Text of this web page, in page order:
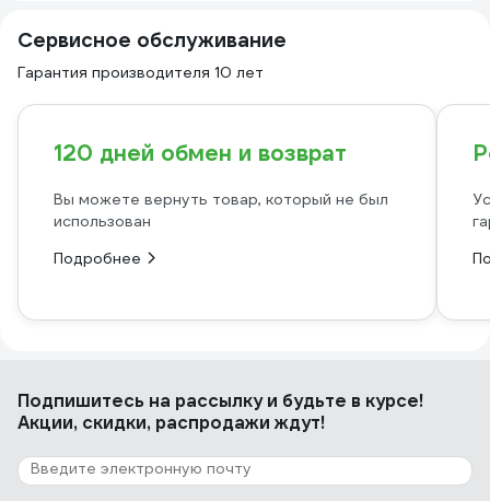
Сервисное обслуживание
Гарантия производителя 10 лет
120 дней обмен и возврат
Вы можете вернуть товар, который не был
использован
Подробнее
Подпишитесь на рассылкуи будьте в курсе!
Акции, скидки, распродажи ждут!